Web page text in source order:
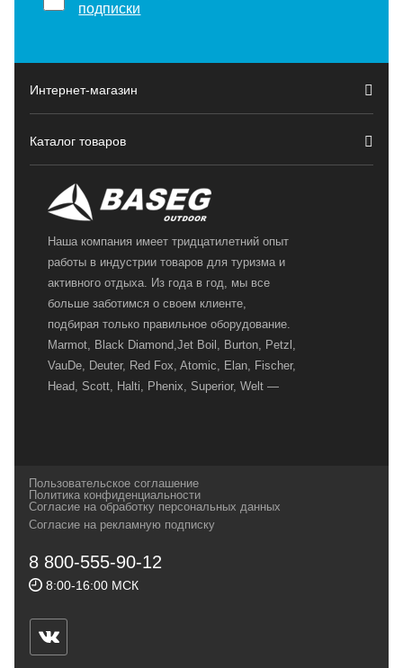
подписки
Интернет-магазин
Каталог товаров
Наша компания имеет тридцатилетний опыт
работы в индустрии товаров для туризма и
активного отдыха. Из года в год, мы все
больше заботимся о своем клиенте,
подбирая только правильное оборудование.
Marmot, Black Diamond,Jet Boil, Burton, Petzl,
VauDe, Deuter, Red Fox, Atomic, Elan, Fischer,
Head, Scott, Halti, Phenix, Superior, Welt —
и взыскательных путешественников,
спортсменов и отдыхающих.
Геннадьевич
ИНН 590300057023 ОГРН 304590319000121
ул.Советская, 25, магазин Басег.
Тел./факс (342) 2101242
Пользовательское соглашение
Политика конфиденциальности
Согласие на обработку персональных данных
Согласие на рекламную подписку
8 800-555-90-12
8:00-16:00 МСК